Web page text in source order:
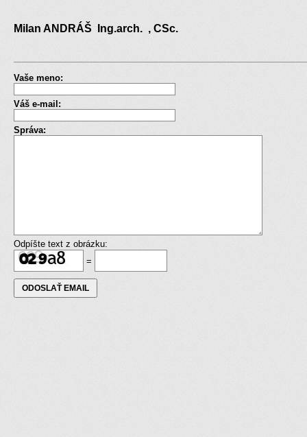
Milan ANDRÁŠ Ing.arch. , CSc.
Vaše meno:
Váš e-mail:
Správa:
Odpíšte text z obrázku:
=